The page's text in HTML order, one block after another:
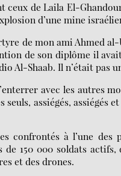
ceux de Laila El-
d’une mine
de mon ami Ahmed
de son diplôme il
Al-Shaab. Il n’était pas
avec les autres
seuls, assiégés,
confrontés à l’une
de 150 000 soldats
et des drones.